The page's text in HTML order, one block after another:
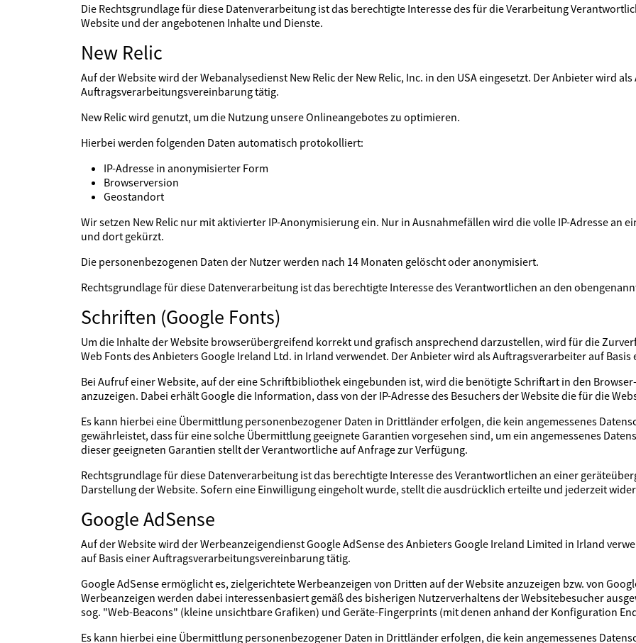
Die Rechtsgrundlage für diese Datenverarbeitung ist das berechtigte Interesse des für die Verarbeitung
Website und der angebotenen Inhalte und Dienste.
New Relic
Auf der Website wird der Webanalysedienst New Relic der New Relic, Inc. in den USA eingesetzt. Der Anbieter wird
Auftragsverarbeitungsvereinbarung tätig.
New Relic wird genutzt, um die Nutzung unsere Onlineangebotes zu optimieren.
Hierbei werden folgenden Daten automatisch protokolliert:
IP-Adresse in anonymisierter Form
Browserversion
Geostandort
Wir setzen New Relic nur mit aktivierter IP-Anonymisierung ein. Nur in Ausnahmefällen wird die volle IP-Adresse an
und dort gekürzt.
Die personenbezogenen Daten der Nutzer werden nach 14 Monaten gelöscht oder anonymisiert.
Rechtsgrundlage für diese Datenverarbeitung ist das berechtigte Interesse des Verantwortlichen an den
Schriften (Google Fonts)
Um die Inhalte der Website browserübergreifend korrekt und grafisch ansprechend darzustellen, wird für die
Web Fonts des Anbieters Google Ireland Ltd. in Irland verwendet. Der Anbieter wird als Auftragsverarbeiter auf
Bei Aufruf einer Website, auf der eine Schriftbibliothek eingebunden ist, wird die benötigte Schriftart in den
anzuzeigen. Dabei erhält Google die Information, dass von der IP-Adresse des Besuchers der Website die für die
Es kann hierbei eine Übermittlung personenbezogener Daten in Drittländer erfolgen, die kein angemessenes
gewährleistet, dass für eine solche Übermittlung geeignete Garantien vorgesehen sind, um ein angemessenes
dieser geeigneten Garantien stellt der Verantwortliche auf Anfrage zur Verfügung.
Rechtsgrundlage für diese Datenverarbeitung ist das berechtigte Interesse des Verantwortlichen an einer
Darstellung der Website. Sofern eine Einwilligung eingeholt wurde, stellt die ausdrücklich erteilte und jederzeit
Google AdSense
Auf der Website wird der Werbeanzeigendienst Google AdSense des Anbieters Google Ireland Limited in Irland
auf Basis einer Auftragsverarbeitungsvereinbarung tätig.
Google AdSense ermöglicht es, zielgerichtete Werbeanzeigen von Dritten auf der Website anzuzeigen bzw. von
Werbeanzeigen werden dabei interessenbasiert gemäß des bisherigen Nutzerverhaltens der Websitebesucher
sog. "Web-Beacons" (kleine unsichtbare Grafiken) und Geräte-Fingerprints (mit denen anhand der Konfiguration
Es kann hierbei eine Übermittlung personenbezogener Daten in Drittländer erfolgen, die kein angemessenes